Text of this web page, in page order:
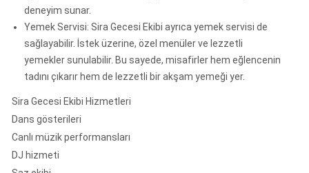
deneyim sunar.
Yemek Servisi: Sira Gecesi Ekibi ayrıca yemek servisi de
sağlayabilir. İstek üzerine, özel menüler ve lezzetli
yemekler sunulabilir. Bu sayede, misafirler hem eğlencenin
tadını çıkarır hem de lezzetli bir akşam yemeği yer.
Sira Gecesi Ekibi Hizmetleri
Dans gösterileri
Canlı müzik performansları
DJ hizmeti